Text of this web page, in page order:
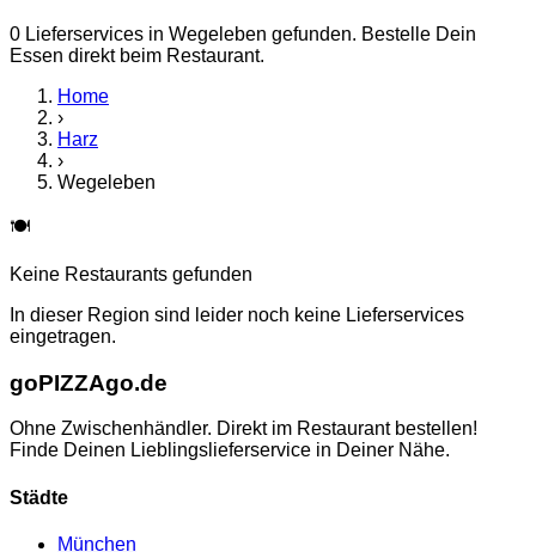
0 Lieferservices in Wegeleben gefunden. Bestelle Dein
Essen direkt beim Restaurant.
Home
›
Harz
›
Wegeleben
🍽️
Keine Restaurants gefunden
In dieser Region sind leider noch keine Lieferservices
eingetragen.
goPIZZAgo.de
Ohne Zwischenhändler. Direkt im Restaurant bestellen!
Finde Deinen Lieblingslieferservice in Deiner Nähe.
Städte
München